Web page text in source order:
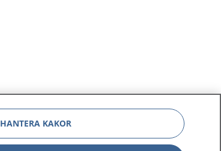
HANTERA KAKOR